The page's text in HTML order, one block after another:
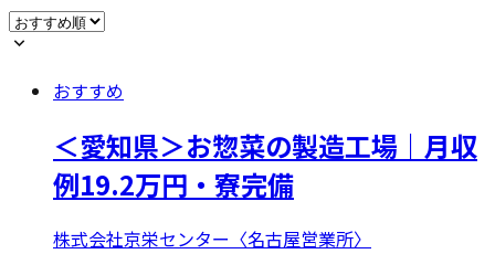
おすすめ
＜愛知県＞お惣菜の製造工場｜月収
例19.2万円・寮完備
株式会社京栄センター〈名古屋営業所〉